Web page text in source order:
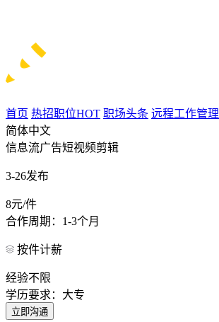
首页 热招职位HOT 职场头条 远程工作管理
简体中文
信息流广告短视频剪辑
3-26发布
8元/件
合作周期：1-3个月
按件计薪
经验不限
学历要求：大专
立即沟通